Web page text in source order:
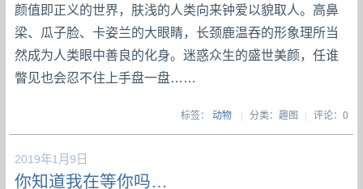
颜值即正义的世界，肤浅的人类向来钟爱以貌取人。高鼻
梁、瓜子脸、卡姿兰的大眼睛，长颈鹿温吞的形象理所当
然成为人类眼中善良的化身。迷惑众生的盛世美颜，任谁
瞥见也会忍不住上手盘一盘……
标签： 动物 | 分类：趣图 | 评论：0
2019年1月9日
你知道我在等你吗…